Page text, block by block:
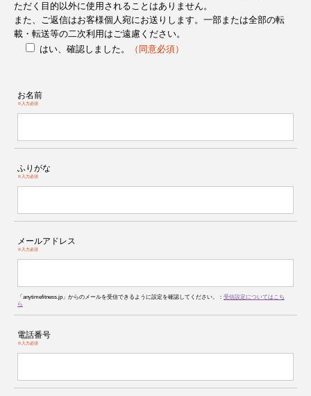
ただく目的以外に使用されることはありません。
また、ご返信はお客様個人宛にお送りします。一部または全部の転
載・転送等の二次利用はご遠慮ください。
はい、確認しました。
（同意必須）
お名前
※入力必須
ふりがな
※入力必須
メールアドレス
※入力必須
「anytimefitness.jp」からのメールを受信できるように設定を確認してください。： 受信設定についてはこち
ら
電話番号
※入力必須